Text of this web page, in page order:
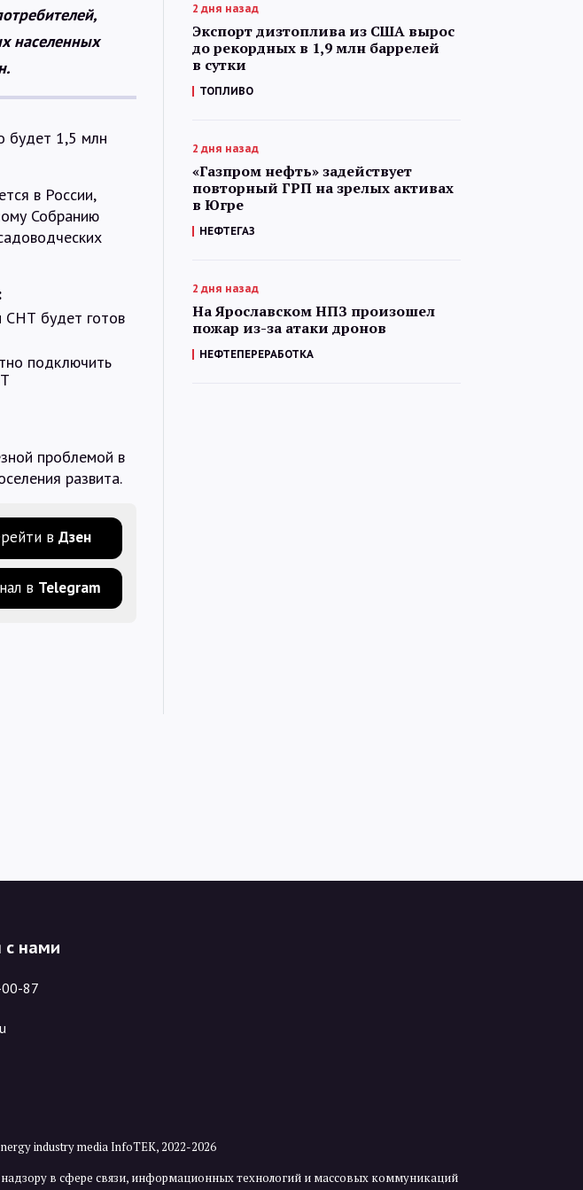
населенных
будет 1,5 млн
в России,
Собранию
СНТ будет готов
подключить
проблемой в
развита.
в Дзен
в Telegram
2 дня назад
Экспорт дизтоплива из США вырос
до рекордных в 1,9 млн баррелей
в сутки
ТОПЛИВО
2 дня назад
«Газпром нефть» задействует
повторный ГРП на зрелых активах
в Югре
НЕФТЕГАЗ
2 дня назад
На Ярославском НПЗ произошел
пожар из-за атаки дронов
НЕФТЕПЕРЕРАБОТКА
с нами
87
industry media InfoTEK, 2022-2026
в сфере связи, информационных технологий и массовых коммуникаций